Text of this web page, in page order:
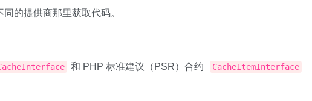
的提供商那里获取代码。
和 PHP 标准建议（PSR）合约 CacheItemInterface